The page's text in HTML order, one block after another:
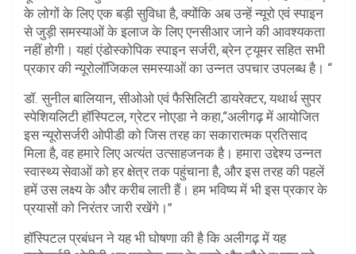
के लोगों के लिए एक बड़ी सुविधा है, क्योंकि अब उन्हें न्यूरो एवं स्पाइन
से जुड़ी समस्याओं के इलाज के लिए एनसीआर जाने की आवश्यकता
नहीं होगी। यहां एंडोस्कोपिक स्पाइन सर्जरी, ब्रेन ट्यूमर सहित सभी
प्रकार की न्यूरोलॉजिकल समस्याओं का उन्नत उपचार उपलब्ध है। “
डॉ. सुनील बालियान, सीओओ एवं फैसिलिटी डायरेक्टर, यथार्थ सुपर
स्पेशियलिटी हॉस्पिटल, ग्रेटर नोएडा ने कहा,“अलीगढ़ में आयोजित
इस न्यूरोसर्जरी ओपीडी को जिस तरह का सकारात्मक प्रतिसाद
मिला है, वह हमारे लिए अत्यंत उत्साहजनक है। हमारा उद्देश्य उन्नत
स्वास्थ्य सेवाओं को हर क्षेत्र तक पहुंचाना है, और इस तरह की पहलें
हमें उस लक्ष्य के और करीब लाती हैं। हम भविष्य में भी इस प्रकार के
प्रयासों को निरंतर जारी रखेंगे।”
हॉस्पिटल प्रबंधन ने यह भी घोषणा की है कि अलीगढ़ में यह